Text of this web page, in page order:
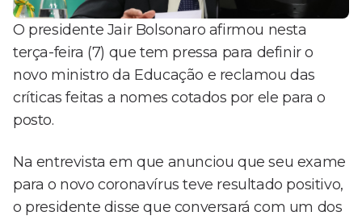
O presidente Jair Bolsonaro afirmou nesta
terça-feira (7) que tem pressa para definir o
novo ministro da Educação e reclamou das
críticas feitas a nomes cotados por ele para o
posto.
Na entrevista em que anunciou que seu exame
para o novo coronavírus teve resultado positivo,
o presidente disse que conversará com um dos